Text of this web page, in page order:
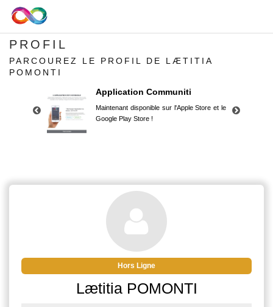
PROFIL
PARCOUREZ LE PROFIL DE LÆTITIA
POMONTI
Application Communiti
Maintenant disponible sur l'Apple Store et le
Google Play Store !
Google Play Store !
Hors Ligne
Lætitia POMONTI